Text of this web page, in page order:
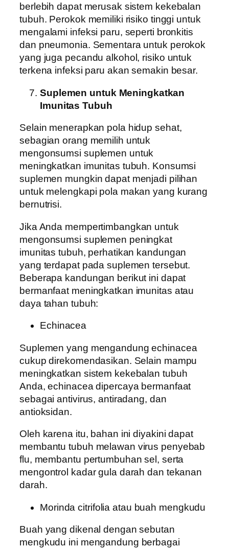
berlebih dapat merusak sistem kekebalan
tubuh. Perokok memiliki risiko tinggi untuk
mengalami infeksi paru, seperti bronkitis
dan pneumonia. Sementara untuk perokok
yang juga pecandu alkohol, risiko untuk
terkena infeksi paru akan semakin besar.
Suplemen untuk Meningkatkan
Imunitas Tubuh
Selain menerapkan pola hidup sehat,
sebagian orang memilih untuk
mengonsumsi suplemen untuk
meningkatkan imunitas tubuh. Konsumsi
suplemen mungkin dapat menjadi pilihan
untuk melengkapi pola makan yang kurang
bernutrisi.
Jika Anda mempertimbangkan untuk
mengonsumsi suplemen peningkat
imunitas tubuh, perhatikan kandungan
yang terdapat pada suplemen tersebut.
Beberapa kandungan berikut ini dapat
bermanfaat meningkatkan imunitas atau
daya tahan tubuh:
Echinacea
Suplemen yang mengandung echinacea
cukup direkomendasikan. Selain mampu
meningkatkan sistem kekebalan tubuh
Anda, echinacea dipercaya bermanfaat
sebagai antivirus, antiradang, dan
antioksidan.
Oleh karena itu, bahan ini diyakini dapat
membantu tubuh melawan virus penyebab
flu, membantu pertumbuhan sel, serta
mengontrol kadar gula darah dan tekanan
darah.
Morinda citrifolia atau buah mengkudu
Buah yang dikenal dengan sebutan
mengkudu ini mengandung berbagai